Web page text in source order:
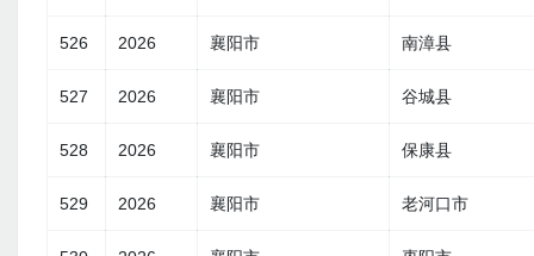
526 2026 襄阳市 南漳县
527 2026 襄阳市 谷城县
528 2026 襄阳市 保康县
529 2026 襄阳市 老河口市